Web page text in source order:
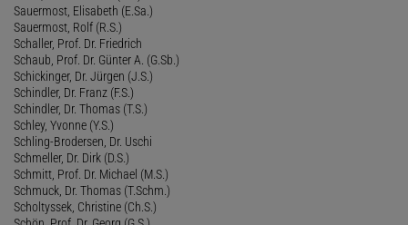
Sauermost, Elisabeth (E.Sa.)
Sauermost, Rolf (R.S.)
Schaller, Prof. Dr. Friedrich
Schaub, Prof. Dr. Günter A. (G.Sb.)
Schickinger, Dr. Jürgen (J.S.)
Schindler, Dr. Franz (F.S.)
Schindler, Dr. Thomas (T.S.)
Schley, Yvonne (Y.S.)
Schling-Brodersen, Dr. Uschi
Schmeller, Dr. Dirk (D.S.)
Schmitt, Prof. Dr. Michael (M.S.)
Schmuck, Dr. Thomas (T.Schm.)
Scholtyssek, Christine (Ch.S.)